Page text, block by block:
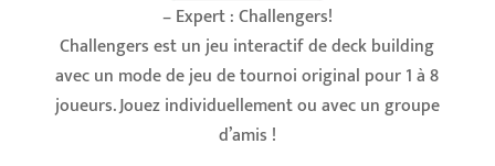
– Expert : Challengers!
Challengers est un jeu interactif de deck building
avec un mode de jeu de tournoi original pour 1 à 8
joueurs. Jouez individuellement ou avec un groupe
d’amis !